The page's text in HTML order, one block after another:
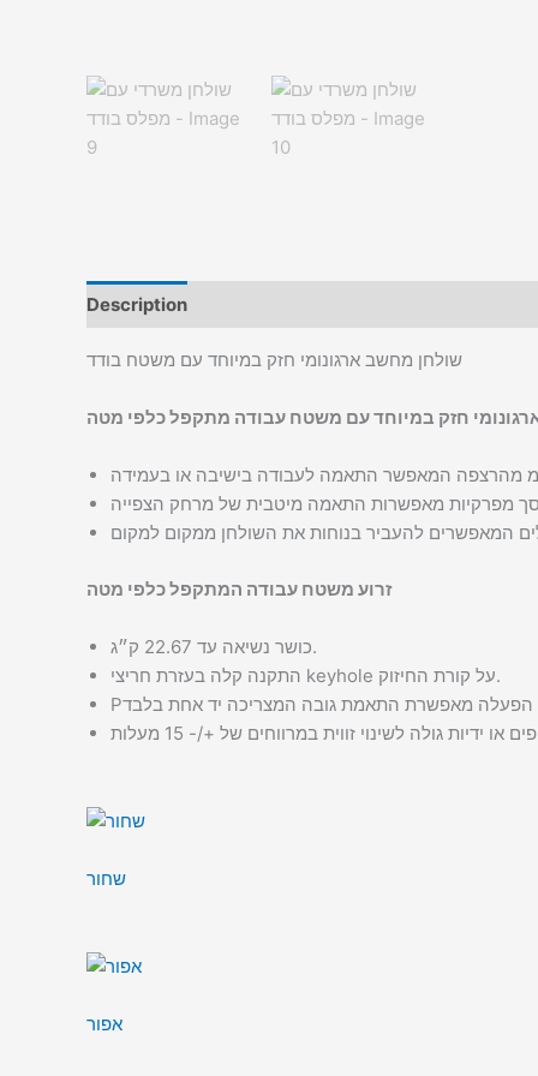
Description
שולחן מחשב ארגונומי חזק במיוחד עם משטח בודד
חזק במיוחד עם משטח עבודה מתקפל כלפי מטה
זרוע משטח עבודה המתקפל כלפי מטה
כושר נשיאה עד 22.67 ק״ג.
התקנה קלה בעזרת חריצי keyhole על קורת החיזוק.
שחור
אפור